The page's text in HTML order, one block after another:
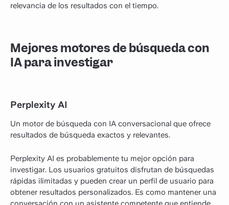
relevancia de los resultados con el tiempo.
Mejores motores de búsqueda con
IA para investigar
Perplexity AI
Un motor de búsqueda con IA conversacional que ofrece
resultados de búsqueda exactos y relevantes.
Perplexity AI es probablemente tu mejor opción para
investigar. Los usuarios gratuitos disfrutan de búsquedas
rápidas ilimitadas y pueden crear un perfil de usuario para
obtener resultados personalizados. Es como mantener una